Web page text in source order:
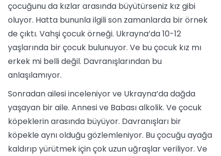
çocuğunu da kızlar arasında büyütürseniz kız gibi
oluyor. Hatta bununla ilgili son zamanlarda bir örnek
de çıktı. Vahşi çocuk örneği. Ukrayna’da 10-12
yaşlarında bir çocuk bulunuyor. Ve bu çocuk kız mı
erkek mi belli değil. Davranışlarından bu
anlaşılamıyor.
Sonradan ailesi inceleniyor ve Ukrayna’da dağda
yaşayan bir aile. Annesi ve Babası alkolik. Ve çocuk
köpeklerin arasında büyüyor. Davranışları bir
köpekle aynı olduğu gözlemleniyor. Bu çocuğu ayağa
kaldırıp yürütmek için çok uzun uğraşlar veriliyor. Ve